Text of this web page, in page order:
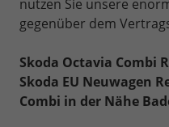
nutzen Sie unsere
gegenüber dem
Skoda Octavia Combi
Skoda EU Neuwagen
Combi in der Nähe